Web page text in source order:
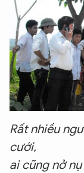
Rất nhiều
cưới,
ai cũng nở